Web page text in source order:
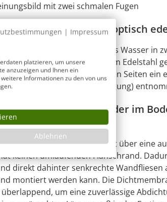
mit zwei schmalen Fugen
Dusche: Schmal und optisch
Ablaufrinne verschwindet das Wasser in
aus matt gebürstetem Edelstahl
die ganze Länge auf beiden Seiten
an der Bürste (für Reinigung)
direkt an der Wand oder im
eingebaut. Sie verfügt über eine
keinen umlaufenden Flanschrand.
direkt dahinter senkrechte Wandfliesen
montiert werden kann. Die
um eine zuverlässige
| Impressum
platzieren, um unsere
anzuzeigen und Ihnen ein
Informationen zu den von uns
Ablehnen